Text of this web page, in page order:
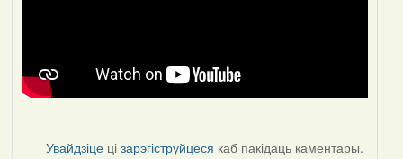
Увайдзіце цізарэгіструйцеся каб пакідаць каментары.